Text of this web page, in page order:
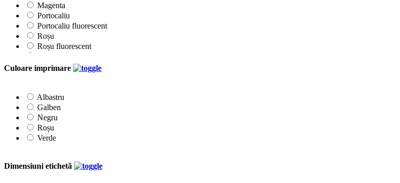
Prix
Tovel
Magenta
Portocaliu
Portocaliu fluorescent
Roșu
Roșu fluorescent
Verde
Culoare imprimare
Albastru
Galben
Negru
Roșu
Verde
Dimensiuni etichetă